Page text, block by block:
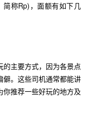
简称Rp)，面额有如下几
主要方式，因为各景点
僻。这些司机通常都能讲
推荐一些好玩的地方及